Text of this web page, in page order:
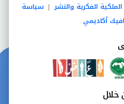
الفكرية والنشر | سياسة
أكاديمي